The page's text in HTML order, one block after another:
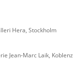
Hera, Stockholm
Jean-Marc Laik, Koblenz